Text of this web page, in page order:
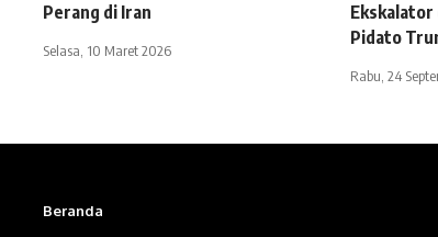
Perang di Iran
Selasa, 10 Maret 2026
Pidato
Rabu, 24
Beranda